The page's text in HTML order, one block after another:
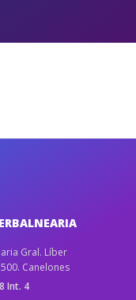
Gral. Líber
Canelones
Int. 4